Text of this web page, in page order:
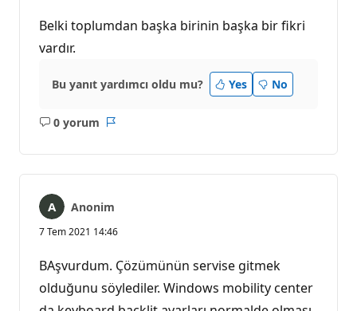
Belki toplumdan başka birinin başka bir fikri
vardır.
Bu yanıt yardımcı oldu mu? Yes No
0 yorum
Açıklama
Anonim
7 Tem 2021 14:46
BAşvurdum. Çözümünün servise gitmek
olduğunu söylediler. Windows mobility center